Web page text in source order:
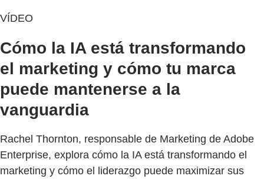
VÍDEO
Cómo la IA está transformando
el marketing y cómo tu marca
puede mantenerse a la
vanguardia
Rachel Thornton, responsable de Marketing de Adobe
Enterprise, explora cómo la IA está transformando el
marketing y cómo el liderazgo puede maximizar sus